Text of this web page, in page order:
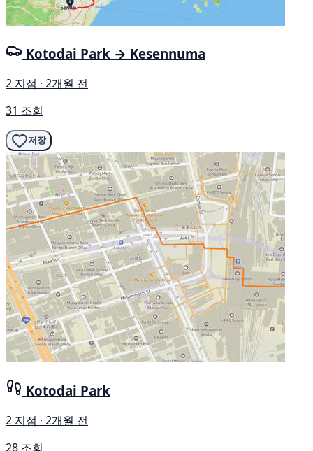
Kotodai Park → Kesennuma
2 지점 · 2개월 전
31 조회
저장
Kotodai Park
2 지점 · 2개월 전
28 조회